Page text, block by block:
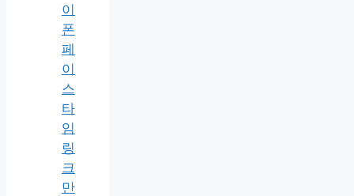
이
폰
페
이
스
타
임
링
크
만